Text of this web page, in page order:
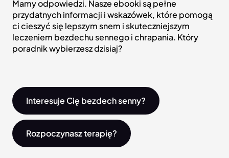
Mamy odpowiedzi. Nasze ebooki są pełne
przydatnych informacji i wskazówek, które pomogą
ci cieszyć się lepszym snem i skuteczniejszym
leczeniem bezdechu sennego i chrapania. Który
poradnik wybierzesz dzisiaj?
Interesuje Cię bezdech senny?
Rozpoczynasz terapię?